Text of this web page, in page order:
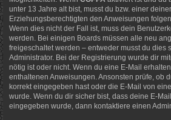
unter 13 Jahre alt bist, musst du bzw. einer
Erziehungsberechtigten den Anweisungen
Wenn dies nicht der Fall ist, muss dein
werden. Bei einigen Boards müssen alle neu
freigeschaltet werden – entweder musst du dies
Administrator. Bei der Registrierung wurde dir
nötig ist oder nicht. Wenn du eine E-Mail
enthaltenen Anweisungen. Ansonsten prüfe, ob
korrekt eingegeben hast oder die E-Mail von
wurde. Wenn du dir sicher bist, dass deine E-
eingegeben wurde, dann kontaktiere einen